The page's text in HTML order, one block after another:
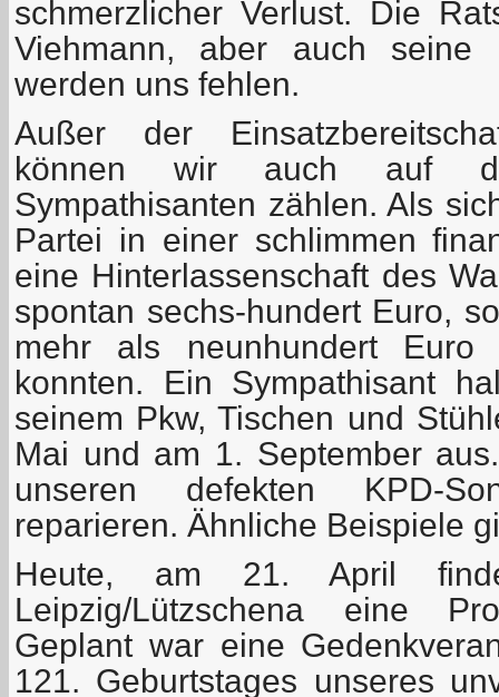
schmerzlicher Verlust. Die
Viehmann, aber auch seine
werden uns fehlen.
Außer der
können wir auch auf
Sympathisanten zählen. Als
Partei in einer schlimmen
eine Hinterlassenschaft des
spontan sechs-hundert Euro,
mehr als neunhundert Euro
konnten. Ein Sympathisant
seinem Pkw, Tischen und
Mai und am 1. September
unseren defekten KPD-
reparieren. Ähnliche Beispiele
Heute, am 21. April
Leipzig/Lützschena eine
Geplant war eine
121. Geburtstages unseres